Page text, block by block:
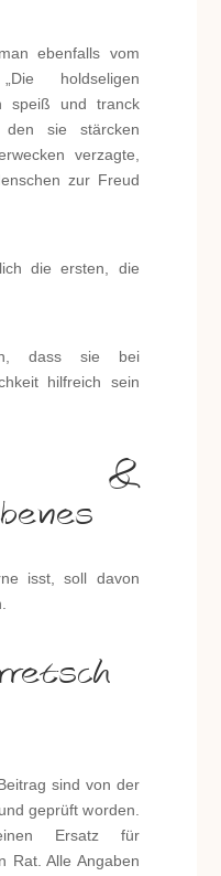
ebenfalls vom
holdseligen
speiß und tranck
den sie stärcken
verzagte,
zur Freud
die ersten, die
dass sie bei
hilfreich sein
&
isst, soll davon
sind von der
geprüft worden.
Ersatz für
Rat. Alle Angaben